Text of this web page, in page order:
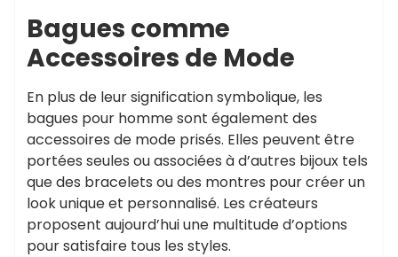
Bagues comme
Accessoires de Mode
En plus de leur signification symbolique, les
bagues pour homme sont également des
accessoires de mode prisés. Elles peuvent être
portées seules ou associées à d’autres bijoux tels
que des bracelets ou des montres pour créer un
look unique et personnalisé. Les créateurs
proposent aujourd’hui une multitude d’options
pour satisfaire tous les styles.